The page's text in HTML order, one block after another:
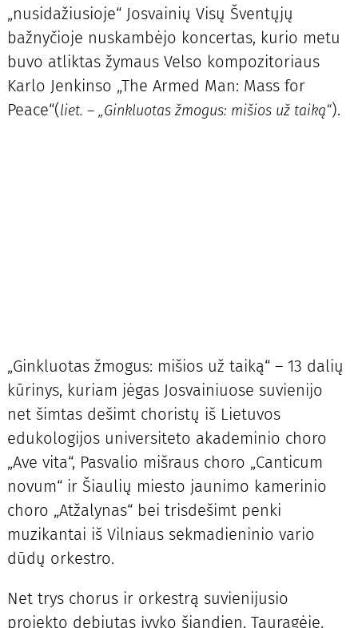
„nusidažiusioje“ Josvainių Visų Šventųjų
bažnyčioje nuskambėjo koncertas, kurio metu
buvo atliktas žymaus Velso kompozitoriaus
Karlo Jenkinso „The Armed Man: Mass for
Peace“(liet. – „Ginkluotas žmogus: mišios už taiką“).
„Ginkluotas žmogus: mišios už taiką“ – 13 dalių
kūrinys, kuriam jėgas Josvainiuose suvienijo
net šimtas dešimt choristų iš Lietuvos
edukologijos universiteto akademinio choro
„Ave vita“, Pasvalio mišraus choro „Canticum
novum“ ir Šiaulių miesto jaunimo kamerinio
choro „Atžalynas“ bei trisdešimt penki
muzikantai iš Vilniaus sekmadieninio vario
dūdų orkestro.
Net trys chorus ir orkestrą suvienijusio
projekto debiutas įvyko šiandien, Tauragėje.